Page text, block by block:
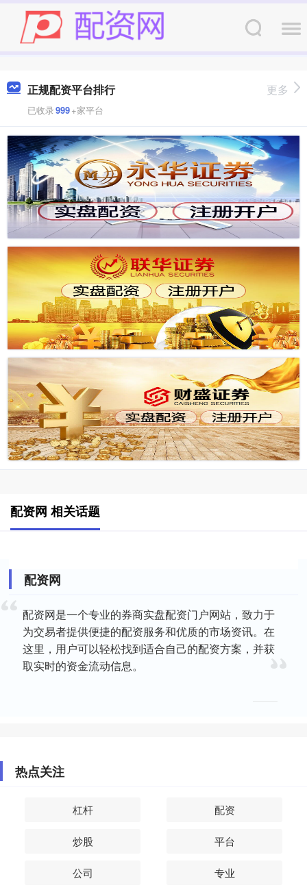
正规配资平台排行
已收录999+家平台
更多
配资网 相关话题
配资网
配资网是一个专业的券商实盘配资门户网站，致力于
为交易者提供便捷的配资服务和优质的市场资讯。在
这里，用户可以轻松找到适合自己的配资方案，并获
取实时的资金流动信息。
热点关注
杠杆 配资
炒股 平台
公司 专业